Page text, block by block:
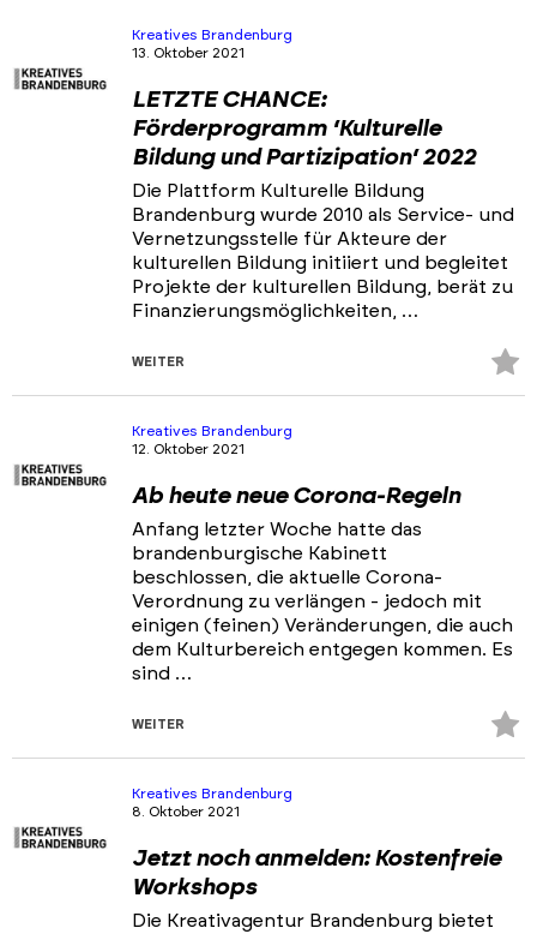
Kreatives Brandenburg
13. Oktober 2021
LETZTE CHANCE:
Förderprogramm ‘Kulturelle
Bildung und Partizipation‘ 2022
Die Plattform Kulturelle Bildung
Brandenburg wurde 2010 als Service- und
Vernetzungsstelle für Akteure der
kulturellen Bildung initiiert und begleitet
Projekte der kulturellen Bildung, berät zu
Finanzierungsmöglichkeiten, …
WEITER
Kreatives Brandenburg
12. Oktober 2021
Ab heute neue Corona-Regeln
Anfang letzter Woche hatte das
brandenburgische Kabinett
beschlossen, die aktuelle Corona-
Verordnung zu verlängen - jedoch mit
einigen (feinen) Veränderungen, die auch
dem Kulturbereich entgegen kommen. Es
sind …
WEITER
Kreatives Brandenburg
8. Oktober 2021
Jetzt noch anmelden: Kostenfreie
Workshops
Die Kreativagentur Brandenburg bietet